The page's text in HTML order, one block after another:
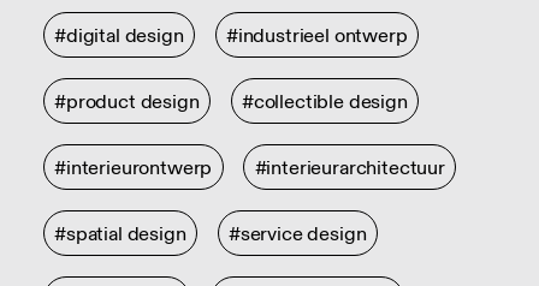
#digital design #industrieel ontwerp
#product design #collectible design
#interieurontwerp #interieurarchitectuur
#spatial design #service design